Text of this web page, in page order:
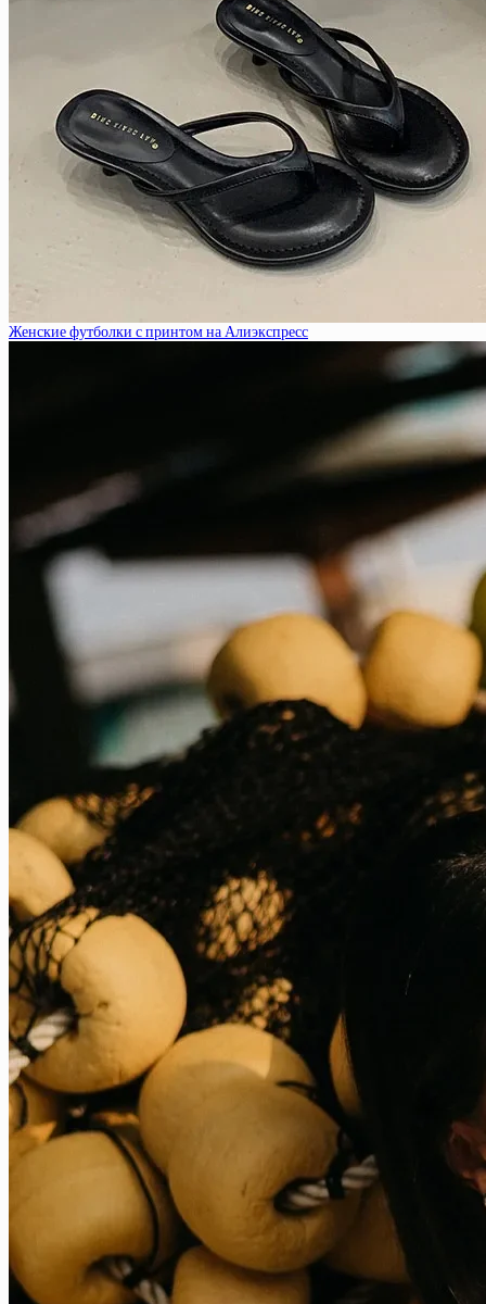
Женские футболки с принтом на Алиэкспресс